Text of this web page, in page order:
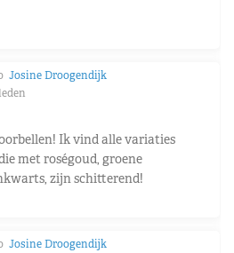
Josine Droogendijk
Ik vind alle variaties
met roségoud, groene
zijn schitterend!
Josine Droogendijk